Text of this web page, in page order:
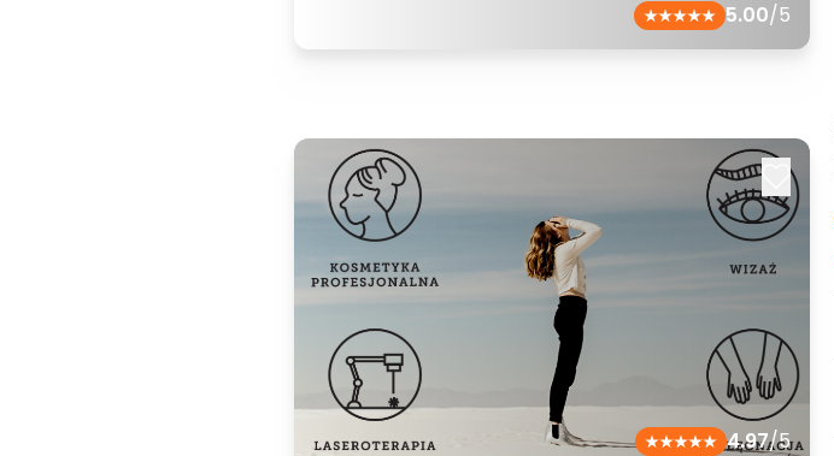
5.00/5
4.97/5